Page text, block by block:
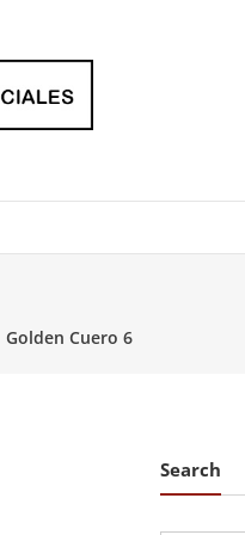
Golden Cuero 6
Search